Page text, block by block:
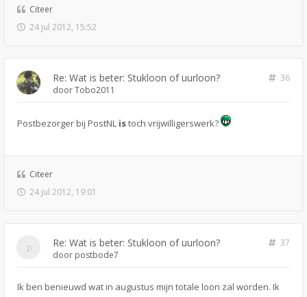
Citeer
24 jul 2012, 15:52
Re: Wat is beter: Stukloon of uurloon?
36
doorTobo2011
Postbezorger bij PostNL istoch vrijwilligerswerk?
Citeer
24 jul 2012, 19:01
Re: Wat is beter: Stukloon of uurloon?
37
door postbode7
Ik ben benieuwd wat in augustus mijn totale loon zal worden. Ik